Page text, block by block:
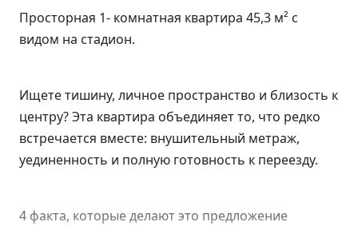
Просторная 1- комнатная квартира 45,3 м² с
видом на стадион.
Ищете тишину, личное пространство и близость к
центру? Эта квартира объединяет то, что редко
встречается вместе: внушительный метраж,
уединенность и полную готовность к переезду.
4 факта, которые делают это предложение